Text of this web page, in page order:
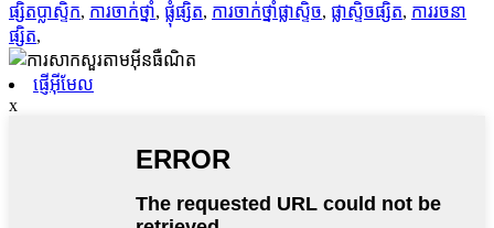
ផ្សិតប្លាស្ទិក, ការចាក់ថ្នាំ, ផ្លុំផ្សិត, ការចាក់ថ្នាំផ្លាស្ទិច, ផ្លាស្ទិចផ្សិត, ការរចនា
ផ្សិត,
ផ្ញើអ៊ីមែល
x